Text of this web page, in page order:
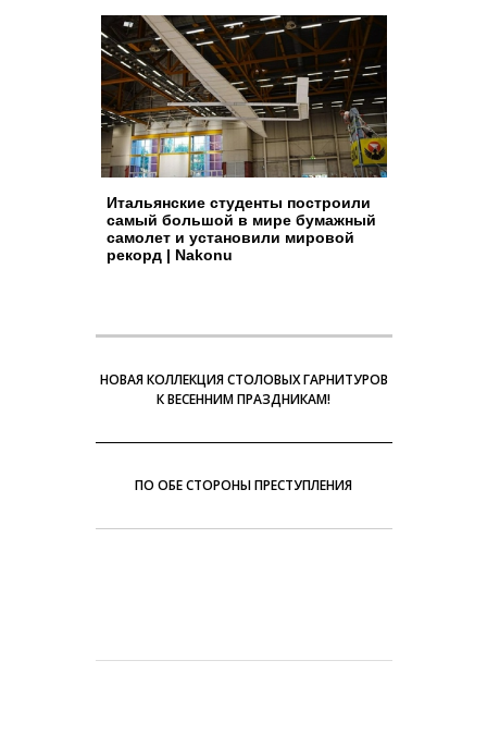
Итальянские студенты построили
самый большой в мире бумажный
самолет и установили мировой
рекорд | Nakonu
НОВАЯ КОЛЛЕКЦИЯ СТОЛОВЫХ ГАРНИТУРОВ
К ВЕСЕННИМ ПРАЗДНИКАМ!
ПО ОБЕ СТОРОНЫ ПРЕСТУПЛЕНИЯ